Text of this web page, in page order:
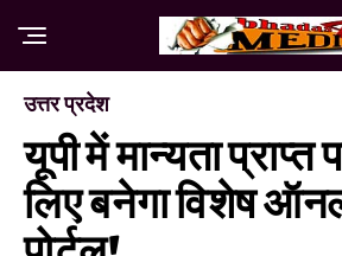
उत्तर प्रदेश
यूपी में मान्यता
लिए बनेगा विशेष